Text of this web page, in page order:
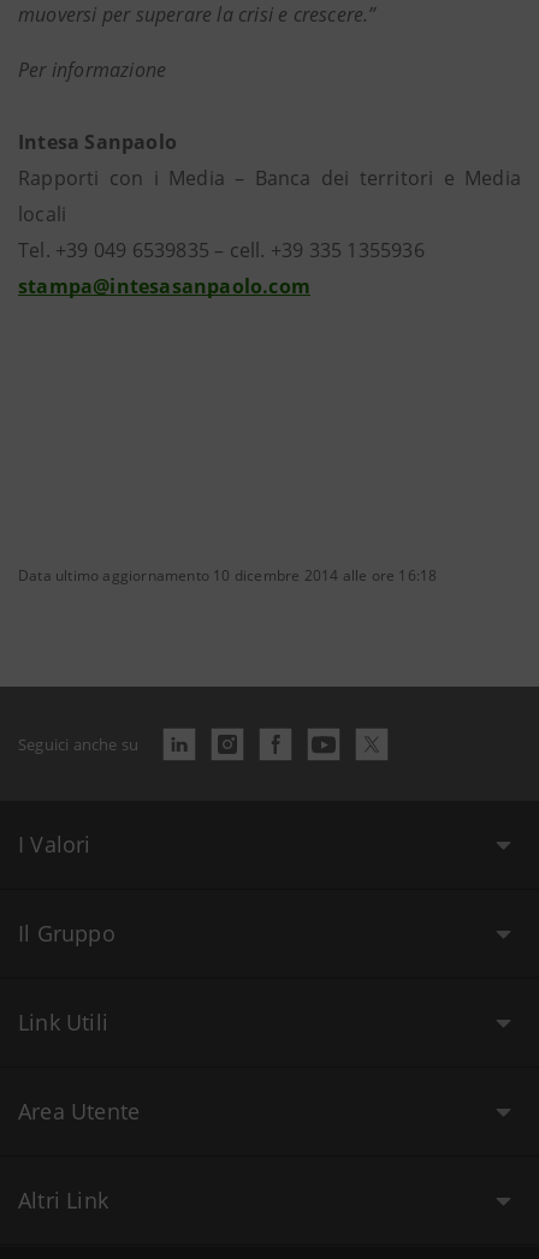
muoversi per superare la crisi e crescere.”
Per informazione
Intesa Sanpaolo
Rapporti con i Media – Banca dei territori e Media
locali
Tel. +39 049 6539835 – cell. +39 335 1355936
stampa@intesasanpaolo.com
Data ultimo aggiornamento 10 dicembre 2014 alle ore 16:18
Seguici anche su
I Valori
Il Gruppo
Link Utili
Area Utente
Altri Link